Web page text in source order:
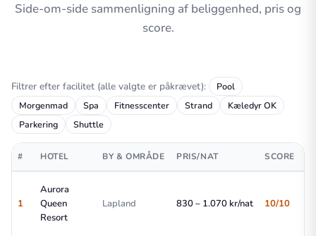
Side-om-side sammenligning af beliggenhed, pris og
score.
Filtrer efter facilitet (alle valgte er påkrævet):
Pool
Morgenmad
Spa Fitnesscenter Strand
Kæledyr OK
Parkering
Shuttle
# HOTEL BY & OMRÅDE PRIS/NAT SCORE
1
Aurora
Queen
Resort
Lapland 830 – 1.070 kr/nat 10/10